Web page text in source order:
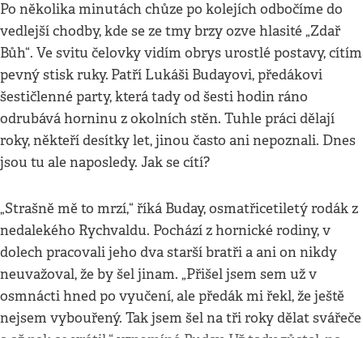
Po několika minutách chůze po kolejích odbočíme do
vedlejší chodby, kde se ze tmy brzy ozve hlasité „Zdař
Bůh“. Ve svitu čelovky vidím obrys urostlé postavy, cítím
pevný stisk ruky. Patří Lukáši Budayovi, předákovi
šestičlenné party, která tady od šesti hodin ráno
odrubává horninu z okolních stěn. Tuhle práci dělají
roky, někteří desítky let, jinou často ani nepoznali. Dnes
jsou tu ale naposledy. Jak se cítí?
„Strašně mě to mrzí,“ říká Buday, osmatřicetiletý rodák z
nedalekého Rychvaldu. Pochází z hornické rodiny, v
dolech pracovali jeho dva starší bratři a ani on nikdy
neuvažoval, že by šel jinam. „Přišel jsem sem už v
osmnácti hned po vyučení, ale předák mi řekl, že ještě
nejsem vybouřený. Tak jsem šel na tři roky dělat svářeče